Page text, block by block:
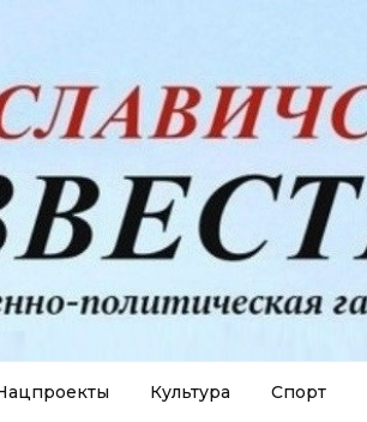
Культура Спорт